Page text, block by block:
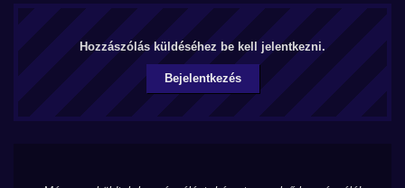
Hozzászólás küldéséhez be kell jelentkezni.
Bejelentkezés